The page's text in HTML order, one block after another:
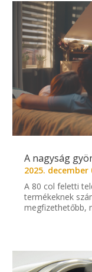
A nagyság
2025. december
A 80 col feletti
termékeknek
megfizethetőbb,